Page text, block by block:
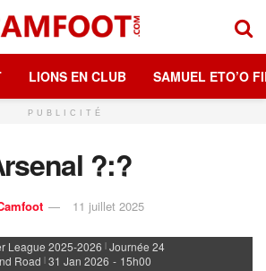
LIONS EN CLUB SAMUEL ETO’O
PUBLICITÉ
?:?
11 juillet 2025
League 2025-2026 | Journée 24
Road | 31 Jan 2026 - 15h00